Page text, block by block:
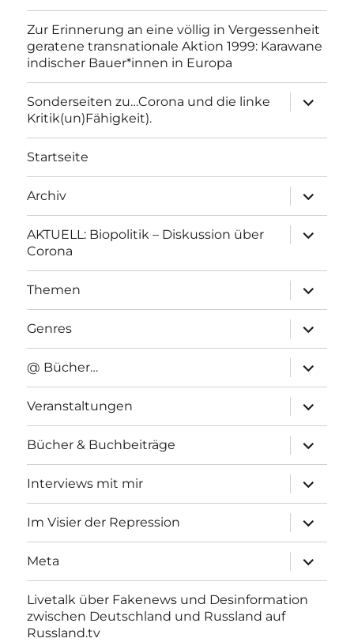
Zur Erinnerung an eine völlig in Vergessenheit
geratene transnationale Aktion 1999: Karawane
indischer Bauer*innen in Europa
Sonderseiten zu…Corona und die linke
Kritik(un)Fähigkeit).
anzeigen
Startseite
Archiv
anzeigen
AKTUELL: Biopolitik – Diskussion über
Corona
anzeigen
Themen
anzeigen
Genres
anzeigen
@ Bücher…
anzeigen
Veranstaltungen
anzeigen
Bücher & Buchbeiträge
anzeigen
Interviews mit mir
anzeigen
Im Visier der Repression
anzeigen
Meta
anzeigen
Livetalk über Fakenews und Desinformation
zwischen Deutschland und Russland auf
Russland.tv